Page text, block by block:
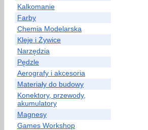
Kalkomanie
Farby
Chemia Modelarska
Kleje i Żywice
Narzędzia
Pędzle
Aerografy i akcesoria
Materiały do budowy
Konektory, przewody,
akumulatory
Magnesy
Games Workshop